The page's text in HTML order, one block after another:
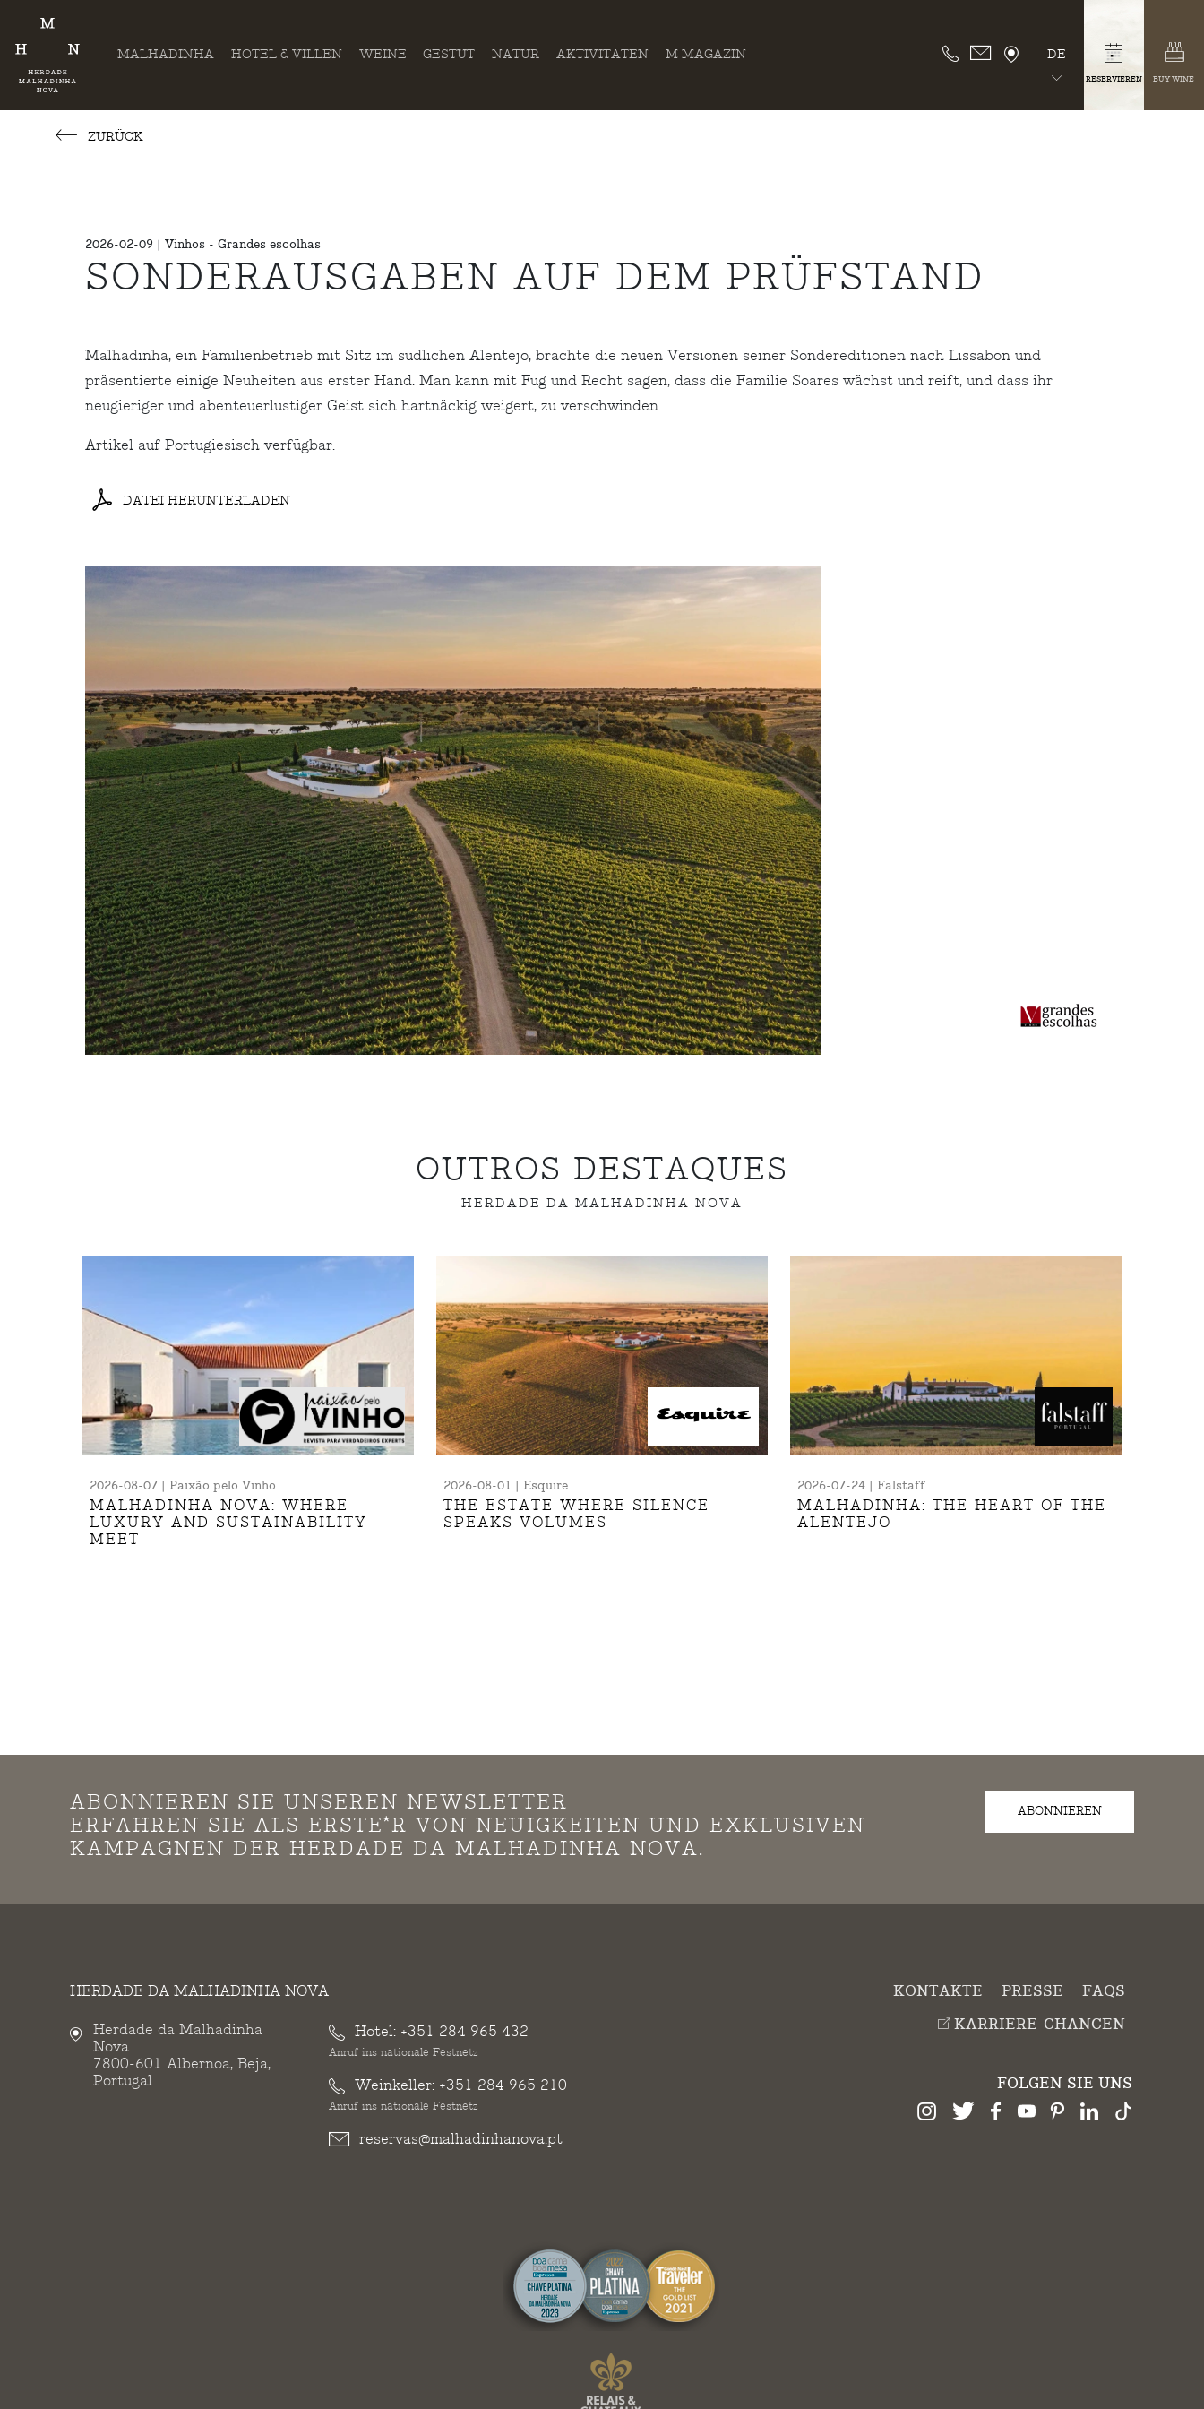
MALHADINHA HOTEL & VILLEN WEINE GESTÜT NATUR AKTIVITÄTEN M MAGAZIN DE
RESERVIEREN BUY WINE
ZURÜCK
2026-02-09 | Vinhos - Grandes escolhas
SONDERAUSGABEN AUF DEM PRÜFSTAND
Malhadinha, ein Familienbetrieb mit Sitz im südlichen Alentejo, brachte die neuen Versionen seiner Sondereditionen nach Lissabon und
präsentierte einige Neuheiten aus erster Hand. Man kann mit Fug und Recht sagen, dass die Familie Soares wächst und reift, und dass ihr
neugieriger und abenteuerlustiger Geist sich hartnäckig weigert, zu verschwinden.
Artikel auf Portugiesisch verfügbar.
DATEI HERUNTERLADEN
OUTROS DESTAQUES
HERDADE DA MALHADINHA NOVA
2026-08-07 | Paixão pelo Vinho
MALHADINHA NOVA: WHERE
LUXURY AND SUSTAINABILITY
MEET
2026-08-01 | Esquire
THE ESTATE WHERE SILENCE
SPEAKS VOLUMES
2026-07-24 | Falstaff
MALHADINHA: THE HEART OF THE
ALENTEJO
ABONNIEREN SIE UNSEREN NEWSLETTER
ERFAHREN SIE ALS ERSTE*R VON NEUIGKEITEN UND EXKLUSIVEN
KAMPAGNEN DER HERDADE DA MALHADINHA NOVA.
ABONNIEREN
HERDADE DA MALHADINHA NOVA
Herdade da Malhadinha
Nova
7800-601 Albernoa, Beja,
Portugal
Hotel: +351 284 965 432
Anruf ins nationale Festnetz
Weinkeller: +351 284 965 210
Anruf ins nationale Festnetz
reservas@malhadinhanova.pt
KONTAKTE PRESSE
FAQS
KARRIERE-CHANCEN
FOLGEN SIE UNS